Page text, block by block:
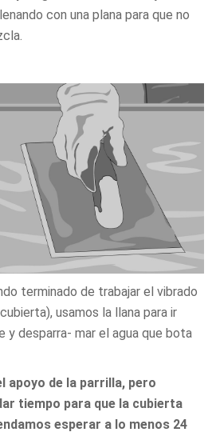
con una plana para que no
terminado de trabajar el vibrado
usamos la llana para ir
y desparra- mar el agua que bota
apoyo de la parrilla, pero
tiempo para que la cubierta
esperar a lo menos 24